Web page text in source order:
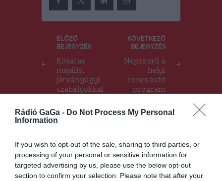
Rádió GaGa - Do Not Process My Personal
Information
If you wish to opt-out of the sale, sharing to third parties, or
processing of your personal or sensitive information for
targeted advertising by us, please use the below opt-out
section to confirm your selection. Please note that after your
Bejegyzés
navigáció
ELŐZŐ
BEJEGYZÉS
Kosaras
majális,
járványügyi
szabályokkal
KÖVETKEZŐ
BEJEGYZÉS
Népszerű a
helyi
roncsautó
program
HÍRLISTA